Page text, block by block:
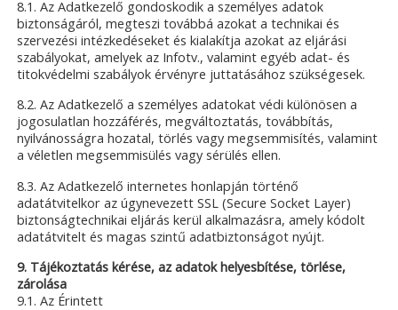
8.1. Az Adatkezelő gondoskodik a személyes adatok
biztonságáról, megteszi továbbá azokat a technikai és
szervezési intézkedéseket és kialakítja azokat az eljárási
szabályokat, amelyek az Infotv., valamint egyéb adat- és
titokvédelmi szabályok érvényre juttatásához szükségesek.
8.2. Az Adatkezelő a személyes adatokat védi különösen a
jogosulatlan hozzáférés, megváltoztatás, továbbítás,
nyilvánosságra hozatal, törlés vagy megsemmisítés, valamint
a véletlen megsemmisülés vagy sérülés ellen.
8.3. Az Adatkezelő internetes honlapján történő
adatátvitelkor az úgynevezett SSL (Secure Socket Layer)
biztonságtechnikai eljárás kerül alkalmazásra, amely kódolt
adatátvitelt és magas szintű adatbiztonságot nyújt.
9. Tájékoztatás kérése, az adatok helyesbítése, törlése,
zárolása
9.1. Az Érintett